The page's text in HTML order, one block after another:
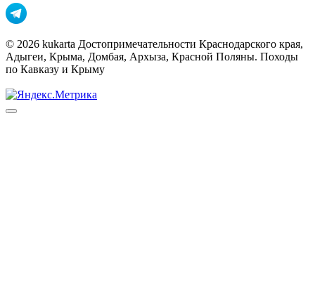
© 2026 kukarta Достопримечательности Краснодарского края,
Адыгеи, Крыма, Домбая, Архыза, Красной Поляны. Походы
по Кавказу и Крыму